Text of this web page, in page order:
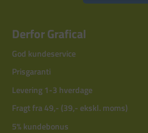
Derfor Grafical
God kundeservice
Prisgaranti
Levering 1-3 hverdage
Fragt fra 49,- (39,- ekskl. moms)
5% kundebonus